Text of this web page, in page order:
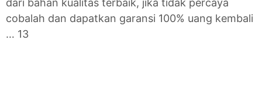
dari bahan kualitas terbaik, jika tidak percaya
cobalah dan dapatkan garansi 100% uang kembali
… 13